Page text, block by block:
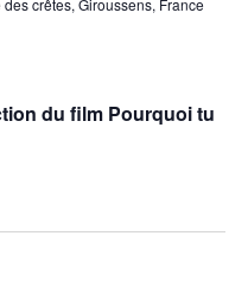
des crêtes, Giroussens, France
du film Pourquoi tu